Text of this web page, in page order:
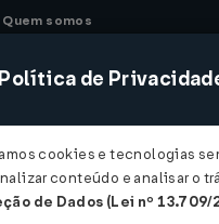
Quem somos
CONSULTORIA
- Maranhão
Política de
cookies e tecnologias
conteúdo e analisar o
de Dados (Lei nº 13.709/